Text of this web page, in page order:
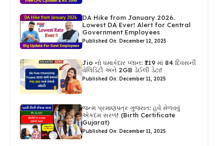
DA Hike from January 2026.
Lowest DA Ever! Alert for Central
Government Employees
Published On: December 12, 2025
Jio નો ધમાકેદાર પ્લાન: ₹119 માં 84 દિવસની
વેલિડિટી અને 2GB ડેઈલી ડેટા!
Published On: December 11, 2025
જન્મ પ્રમાણપત્ર ગુજરાત: હવે મેળવવું
એકદમ સરળ! (Birth Certificate
Gujarat)
Published On: December 11, 2025